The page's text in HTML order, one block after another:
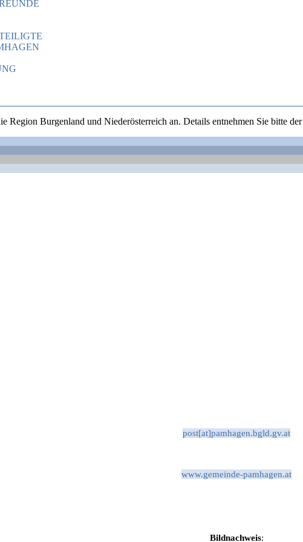
Region Burgenland und Niederösterreich an. Details entnehmen Sie bitte der
post[at]pamhagen.bgld.gv.at
www.gemeinde-pamhagen.at
Bildnachweis: